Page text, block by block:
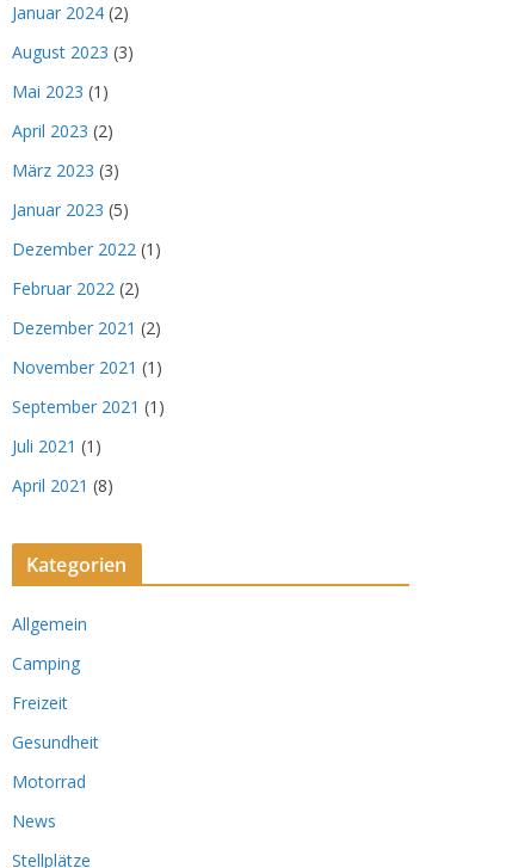
Januar 2024 (2)
August 2023 (3)
Mai 2023 (1)
April 2023 (2)
März 2023 (3)
Januar 2023 (5)
Dezember 2022 (1)
Februar 2022 (2)
Dezember 2021 (2)
November 2021 (1)
September 2021 (1)
Juli 2021 (1)
April 2021 (8)
Kategorien
Allgemein
Camping
Freizeit
Gesundheit
Motorrad
News
Stellplätze